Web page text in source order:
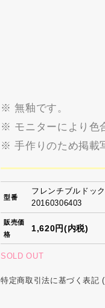
※ 無釉です。
※ モニターにより色
※ 手作りのため掲載
型番
フレンチブルドック
20160306403
販売価
格
1,620円(内税)
SOLD OUT
特定商取引法に基づく表記